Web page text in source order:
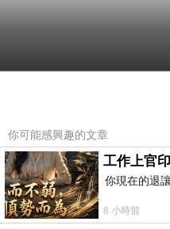
你可能感興趣的文章
工作上官
你現在的退
8 小時前